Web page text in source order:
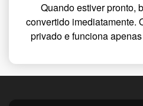
Quando estiver pronto,
convertido imediatamente.
privado e funciona